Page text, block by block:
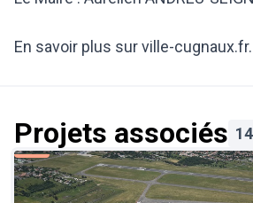
En savoir plus sur ville-cugnaux.fr.
Projets associés 14